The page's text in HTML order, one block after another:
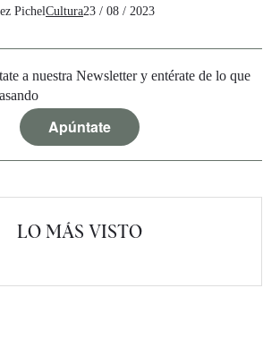
PichelCultura23 / 08 / 2023
a nuestra Newsletter y entérate de lo que
Apúntate
LO MÁS VISTO